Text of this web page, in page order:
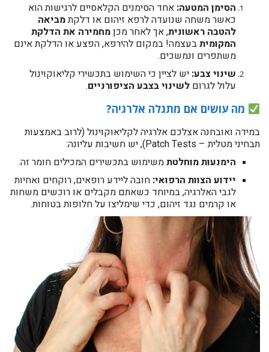
הסימן המטעה: אחד הסימנים הקלאסיים לרגישות הוא
כאשר משחה שנועדה לרפא זיהום או דלקתמביאה
להטבה ראשונית, אך לאחר מכןמחמירה את הדלקת
המקומיתבעצמה! במקום להירפא, הפצע או הדלקת אינם
משתפרים ונמשכים.
שינוי צבע: יש לציין כי השימוש בתכשירי קליאוקוינול
עלול לגרום לשינוי בצבע הציפורניים.
מה עושים אם מתגלה אלרגיה?
במידה ואובחנה אצלכם אלרגיה לקליאוקוינול (לרוב באמצעות
תבחיני מטלית – Patch Tests), יש חשיבות עליונה:
הימנעות מוחלטתמשימוש בתכשירים המכילים חומר זה.
יידוע הצוות הרפואי: חובה ליידע רופאים, רוקחים ואחיות
לגבי האלרגיה, במיוחד כשאתם מקבלים או רוכשים משחות
או קרמים נגד זיהום, כדי שימליצו על חלופות בטוחות.